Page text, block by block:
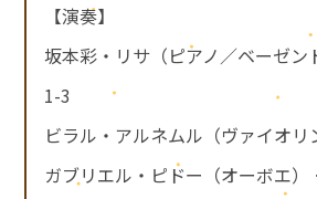
【演奏】
坂本彩・リサ（ピアノ／ベーゼ
1-3
ビラル・アルネムル（ヴァイオ
ガブリエル・ピドー（オーボエ